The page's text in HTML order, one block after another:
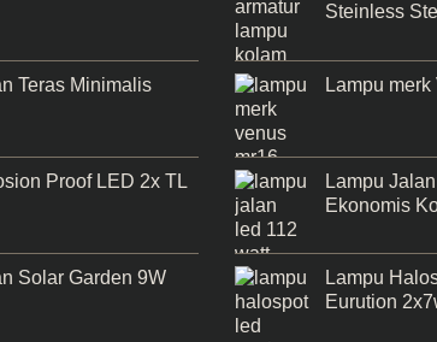
Teras Minimalis
Proof LED 2x TL
Solar Garden 9W
Steinless
Lampu
Lampu
Ekonomis
Lampu
Eurution